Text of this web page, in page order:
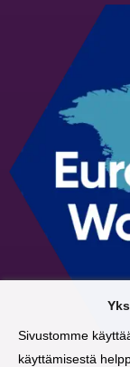
Sivustomme
käyttämisestä